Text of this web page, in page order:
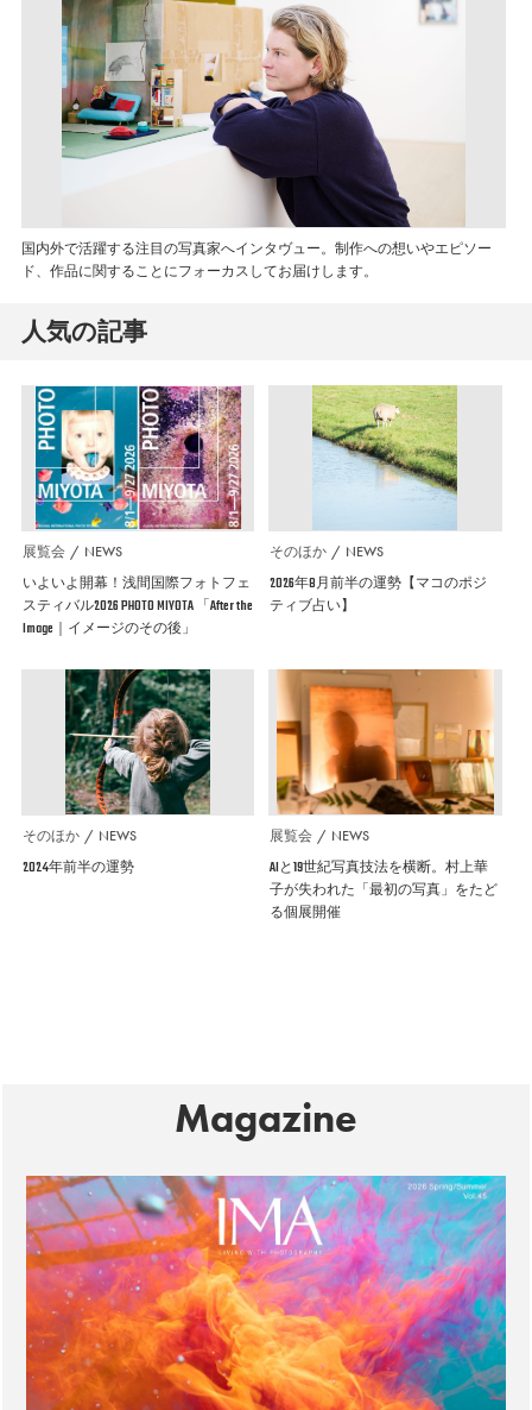
国内外で活躍する注目の写真家へインタヴュー。制作への想いやエピソー
ド、作品に関することにフォーカスしてお届けします。
人気の記事
展覧会 NEWS
いよいよ開幕！浅間国際フォトフェ
スティバル2026 PHOTO MIYOTA 「After the
Image｜イメージのその後」
そのほか NEWS
2026年8月前半の運勢【マコのポジ
ティブ占い】
そのほか NEWS
2024年前半の運勢
展覧会 NEWS
AIと19世紀写真技法を横断。村上華
子が失われた「最初の写真」をたど
る個展開催
Magazine